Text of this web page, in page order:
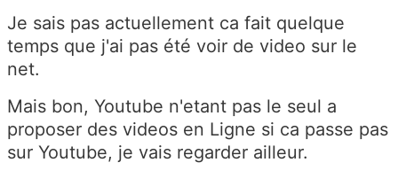
Je sais pas actuellement ca fait quelque
temps que j'ai pas été voir de video sur le
net.
Mais bon, Youtube n'etant pas le seul a
proposer des videos en Ligne si ca passe pas
sur Youtube, je vais regarder ailleur.